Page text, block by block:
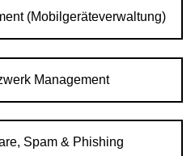
(Mobilgeräteverwaltung)
Management
Spam & Phishing